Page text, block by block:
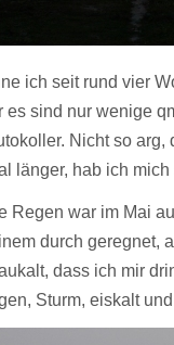
ich seit rund vier
es sind nur wenige
Nicht so
länger, hab ich
Regen war im Mai
durch geregnet,
dass ich mir
Sturm, eiskalt